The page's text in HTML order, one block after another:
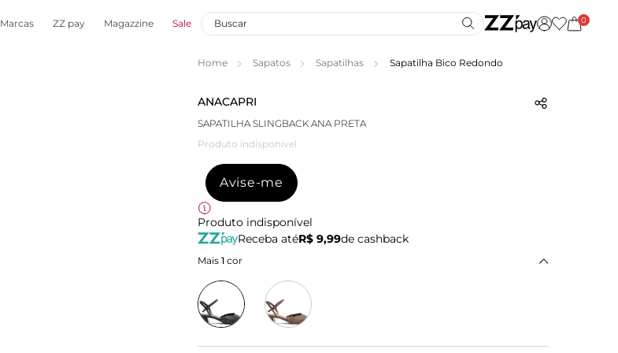
Marcas ZZ pay Magazzine Sale 0
Home Sapatos Sapatilhas Sapatilha Bico Redondo
ANACAPRI
SAPATILHA SLINGBACK ANA PRETA
Produto indisponível
Avise-me
Produto indisponível
Receba atéR$ 9,99de cashback
Mais 1 cor